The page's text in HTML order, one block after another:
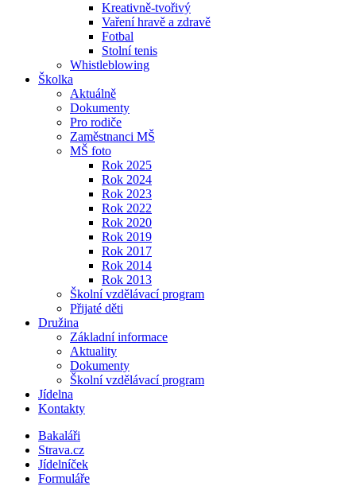
Kreativně-tvořivý
Vaření hravě a zdravě
Fotbal
Stolní tenis
Whistleblowing
Školka
Aktuálně
Dokumenty
Pro rodiče
Zaměstnanci MŠ
MŠ foto
Rok 2025
Rok 2024
Rok 2023
Rok 2022
Rok 2020
Rok 2019
Rok 2017
Rok 2014
Rok 2013
Školní vzdělávací program
Přijaté děti
Družina
Základní informace
Aktuality
Dokumenty
Školní vzdělávací program
Jídelna
Kontakty
Bakaláři
Strava.cz
Jídelníček
Formuláře